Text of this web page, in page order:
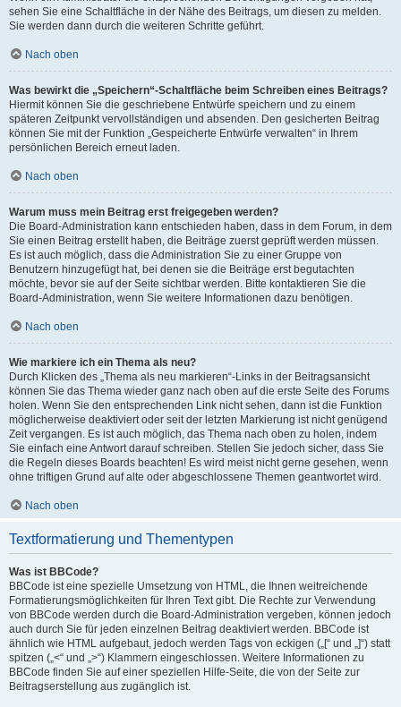
sehen Sie eine Schaltfläche in der Nähe des Beitrags, um diesen zu melden.
Sie werden dann durch die weiteren Schritte geführt.
Nach oben
Was bewirkt die „Speichern“-Schaltfläche beim Schreiben eines Beitrags?
Hiermit können Sie die geschriebene Entwürfe speichern und zu einem
späteren Zeitpunkt vervollständigen und absenden. Den gesicherten Beitrag
können Sie mit der Funktion „Gespeicherte Entwürfe verwalten“ in Ihrem
persönlichen Bereich erneut laden.
Nach oben
Warum muss mein Beitrag erst freigegeben werden?
Die Board-Administration kann entschieden haben, dass in dem Forum, in dem
Sie einen Beitrag erstellt haben, die Beiträge zuerst geprüft werden müssen.
Es ist auch möglich, dass die Administration Sie zu einer Gruppe von
Benutzern hinzugefügt hat, bei denen sie die Beiträge erst begutachten
möchte, bevor sie auf der Seite sichtbar werden. Bitte kontaktieren Sie die
Board-Administration, wenn Sie weitere Informationen dazu benötigen.
Nach oben
Wie markiere ich ein Thema als neu?
Durch Klicken des „Thema als neu markieren“-Links in der Beitragsansicht
können Sie das Thema wieder ganz nach oben auf die erste Seite des Forums
holen. Wenn Sie den entsprechenden Link nicht sehen, dann ist die Funktion
möglicherweise deaktiviert oder seit der letzten Markierung ist nicht genügend
Zeit vergangen. Es ist auch möglich, das Thema nach oben zu holen, indem
Sie einfach eine Antwort darauf schreiben. Stellen Sie jedoch sicher, dass Sie
die Regeln dieses Boards beachten! Es wird meist nicht gerne gesehen, wenn
ohne triftigen Grund auf alte oder abgeschlossene Themen geantwortet wird.
Nach oben
Textformatierung und Thementypen
Was ist BBCode?
BBCode ist eine spezielle Umsetzung von HTML, die Ihnen weitreichende
Formatierungsmöglichkeiten für Ihren Text gibt. Die Rechte zur Verwendung
von BBCode werden durch die Board-Administration vergeben, können jedoch
auch durch Sie für jeden einzelnen Beitrag deaktiviert werden. BBCode ist
ähnlich wie HTML aufgebaut, jedoch werden Tags von eckigen („[“ und „]“) statt
spitzen („<“ und „>“) Klammern eingeschlossen. Weitere Informationen zu
BBCode finden Sie auf einer speziellen Hilfe-Seite, die von der Seite zur
Beitragserstellung aus zugänglich ist.